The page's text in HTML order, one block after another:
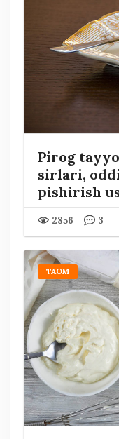
Pirog
sirlari,
pishirish
2856 3
TAOM